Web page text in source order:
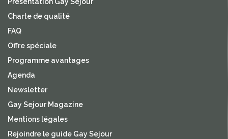
Charte de qualité
FAQ
Offre spéciale
Programme avantages
Agenda
Newsletter
Gay Sejour Magazine
Mentions légales
Rejoindre le guide Gay Sejour